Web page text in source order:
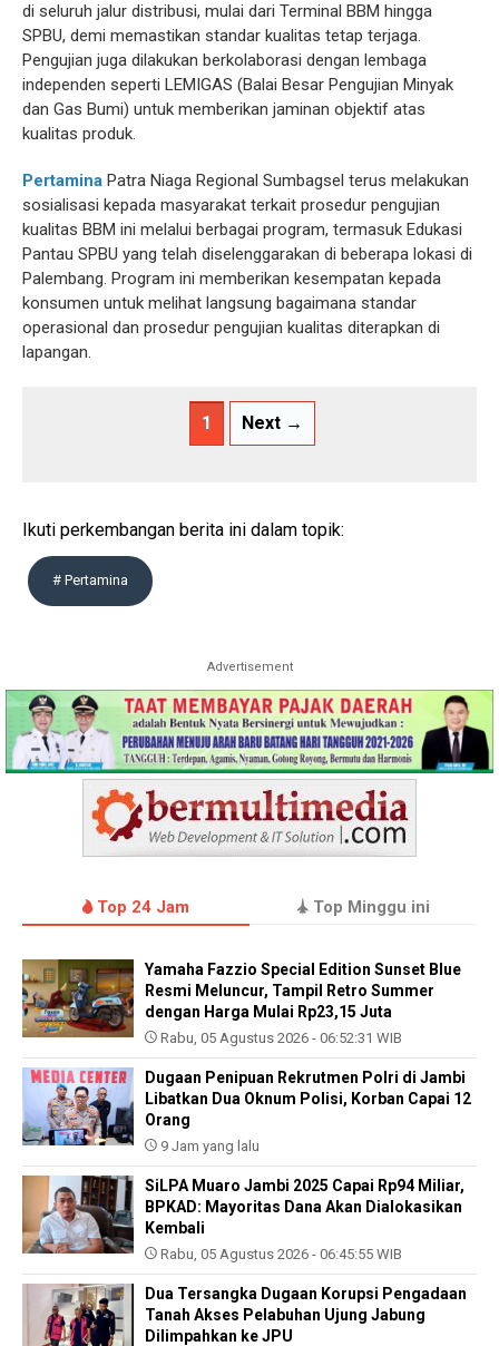
di seluruh jalur distribusi, mulai dari Terminal BBM hingga
SPBU, demi memastikan standar kualitas tetap terjaga.
Pengujian juga dilakukan berkolaborasi dengan lembaga
independen seperti LEMIGAS (Balai Besar Pengujian Minyak
dan Gas Bumi) untuk memberikan jaminan objektif atas
kualitas produk.
Pertamina Patra Niaga Regional Sumbagsel terus melakukan
sosialisasi kepada masyarakat terkait prosedur pengujian
kualitas BBM ini melalui berbagai program, termasuk Edukasi
Pantau SPBU yang telah diselenggarakan di beberapa lokasi di
Palembang. Program ini memberikan kesempatan kepada
konsumen untuk melihat langsung bagaimana standar
operasional dan prosedur pengujian kualitas diterapkan di
lapangan.
1 Next →
Ikuti perkembangan berita ini dalam topik:
# Pertamina
Advertisement
Top 24 Jam Top Minggu ini
Yamaha Fazzio Special Edition Sunset Blue
Resmi Meluncur, Tampil Retro Summer
dengan Harga Mulai Rp23,15 Juta
Rabu, 05 Agustus 2026 - 06:52:31 WIB
Dugaan Penipuan Rekrutmen Polri di Jambi
Libatkan Dua Oknum Polisi, Korban Capai 12
Orang
9 Jam yang lalu
SiLPA Muaro Jambi 2025 Capai Rp94 Miliar,
BPKAD: Mayoritas Dana Akan Dialokasikan
Kembali
Rabu, 05 Agustus 2026 - 06:45:55 WIB
Dua Tersangka Dugaan Korupsi Pengadaan
Tanah Akses Pelabuhan Ujung Jabung
Dilimpahkan ke JPU